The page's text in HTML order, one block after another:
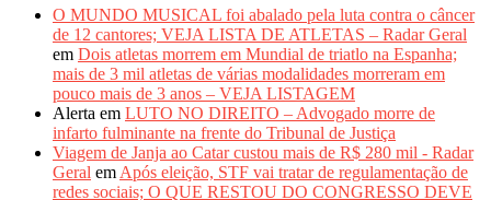
O MUNDO MUSICAL foi abalado pela luta contra o câncer
de 12 cantores; VEJA LISTA DE ATLETAS – Radar Geral
em Dois atletas morrem em Mundial de triatlo na Espanha;
mais de 3 mil atletas de várias modalidades morreram em
pouco mais de 3 anos – VEJA LISTAGEM
Alerta em LUTO NO DIREITO – Advogado morre de
infarto fulminante na frente do Tribunal de Justiça
Viagem de Janja ao Catar custou mais de R$ 280 mil - Radar
Geral em Após eleição, STF vai tratar de regulamentação de
redes sociais; O QUE RESTOU DO CONGRESSO DEVE